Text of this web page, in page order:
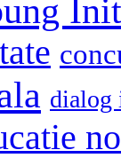
dialog